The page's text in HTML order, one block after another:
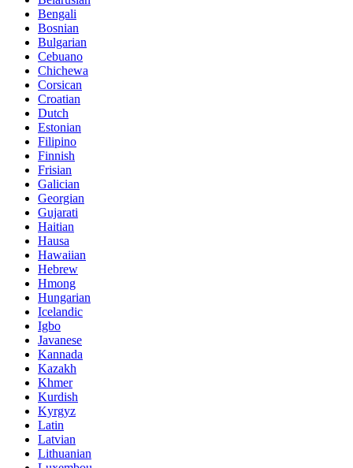
Bengali
Bosnian
Bulgarian
Cebuano
Chichewa
Corsican
Croatian
Dutch
Estonian
Filipino
Finnish
Frisian
Galician
Georgian
Gujarati
Haitian
Hausa
Hawaiian
Hebrew
Hmong
Hungarian
Icelandic
Igbo
Javanese
Kannada
Kazakh
Khmer
Kurdish
Kyrgyz
Latin
Latvian
Lithuanian